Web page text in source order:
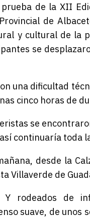
de la XII
de
y cultural de la
se
una dificultad
cinco horas de
se
continuaría toda
desde la
Villaverde de
Y rodeados de
suave, de unos